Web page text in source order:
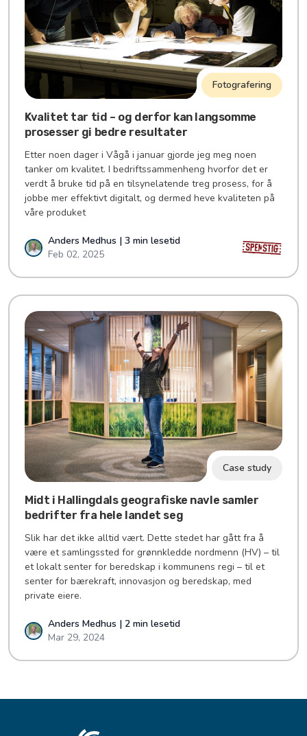
Fotografering
Kvalitet tar tid – og derfor kan langsomme
prosesser gi bedre resultater
Etter noen dager i Vågå i januar gjorde jeg meg noen
tanker om kvalitet. I bedriftssammenheng hvorfor det er
verdt å bruke tid på en tilsynelatende treg prosess, for å
jobbe mer effektivt digitalt, og dermed heve kvaliteten på
våre produket
Anders Medhus | 3 min lesetid
Feb 02, 2025
Case study
Midt i Hallingdals geografiske navle samler
bedrifter fra hele landet seg
Slik har det ikke alltid vært. Dette stedet har gått fra å
være et samlingssted for grønnkledde nordmenn (HV) – til
et lokalt senter for beredskap i kommunens regi – til et
senter for bærekraft, innovasjon og beredskap, med
private eiere.
Anders Medhus | 2 min lesetid
Mar 29, 2024